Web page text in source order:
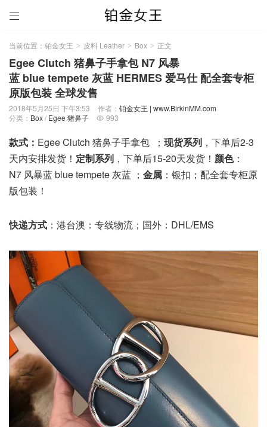

当前位置： 铂金女王 > 皮料 Leather > Box > 正文
Egee Clutch 猪鼻子手拿包 N7 风暴
蓝 blue tempete 灰蓝 HERMES 爱马仕 配全套专柜
原版包装 全球发售
2018年5月25日 下午3:53 作者： 铂金女王 | www.BirkinMM.com
分类： Box/ Egee 猪鼻子  993
款式： Egee Clutch 猪鼻子手拿包 ； 现货系列 ，下单后2-3
天内安排发货！ 定制系列 ，下单后15-20天发货！ 颜色：
N7 风暴蓝 blue tempete 灰蓝 ； 金属 ：银扣；配全套专柜原
版包装！
快递方式 ：港台澳：专线物流；国外：DHL/EMS